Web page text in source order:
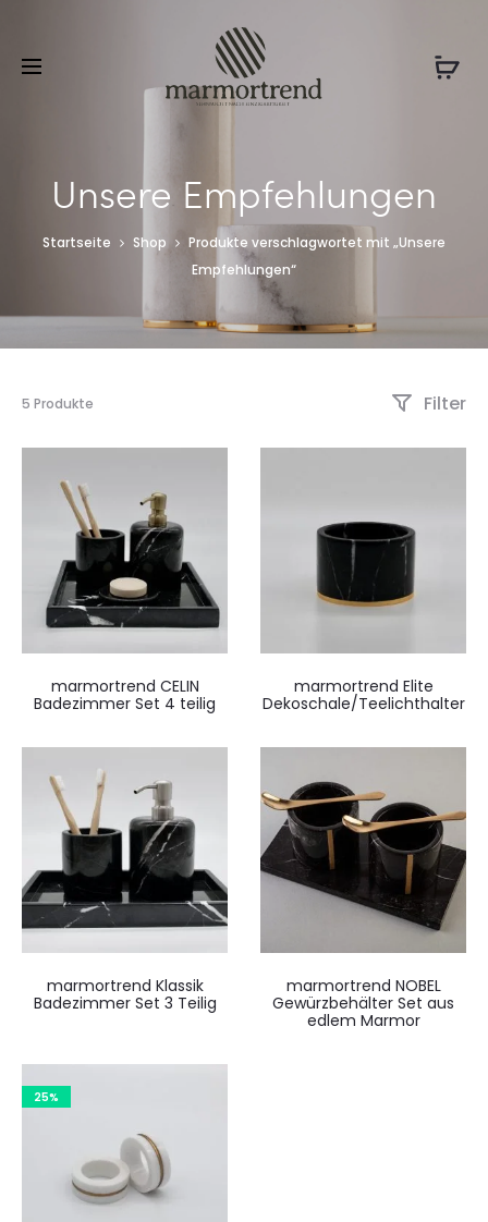
Unsere Empfehlungen
Startseite Shop
Produkte verschlagwortet mit „Unsere
Empfehlungen“
5 Produkte Filter
marmortrend CELIN
Badezimmer Set 4 teilig
marmortrend Elite
Dekoschale/Teelichthalter
marmortrend Klassik
Badezimmer Set 3 Teilig
marmortrend NOBEL
Gewürzbehälter Set aus
edlem Marmor
25%